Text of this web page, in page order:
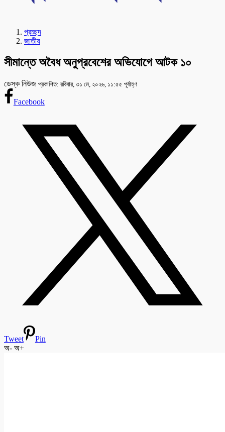
প্রচ্ছদ
জাতীয়
সীমান্তে অবৈধ অনুপ্রবেশের অভিযোগে আটক ১০
ডেস্ক নিউজ প্রকাশিত: রবিবার, ৩১ মে, ২০২৬, ১১:৫৫ পূর্বাহ্ণ
Facebook
Tweet
Pin
অ- অ+